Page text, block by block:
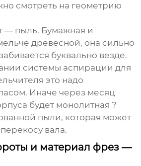
смотреть на геометрию
— пыль. Бумажная и
древесной, она сильно
буквально везде.
системы аспирации для
это надо
Иначе через месяц
будет монолитная ?
пыли, которая может
вала.
и материал фрез —